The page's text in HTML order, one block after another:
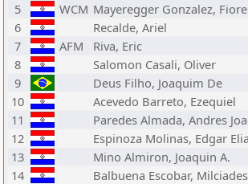
5
WCM Mayeregger Gonzalez,
6
Recalde, Ariel
7
AFM Riva, Eric
8
Salomon Casali, Oliver
9
Deus Filho, Joaquim De
10
Acevedo Barreto, Ezequiel
11
Paredes Almada, Andres
12
Espinoza Molinas, Edgar
13
Mino Almiron, Joaquin A.
14
Balbuena Escobar,